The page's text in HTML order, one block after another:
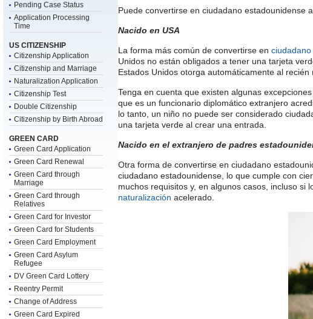
Pending Case Status
Application Processing
Time
US CITIZENSHIP
Citizenship Application
Citizenship and Marriage
Naturalization Application
Citizenship Test
Double Citizenship
Citizenship by Birth Abroad
GREEN CARD
Green Card Application
Green Card Renewal
Green Card through
Marriage
Green Card through
Relatives
Green Card for Investor
Green Card for Students
Green Card Employment
Green Card Asylum
Refugee
DV Green Card Lottery
Reentry Permit
Change of Address
Green Card Expired
Puede convertirse en ciudadano estadounidense
Nacido en USA
La forma más común de convertirse en
Unidos no están obligados a tener una tarjeta
Estados Unidos otorga automáticamente al
Tenga en cuenta que existen algunas
que es un funcionario diplomático extranjero
lo tanto, un niño no puede ser considerado
una tarjeta verde al crear una entrada.
Nacido en el extranjero de padres
Otra forma de convertirse en ciudadano
ciudadano estadounidense, lo que cumple con
muchos requisitos y, en algunos casos, incluso
naturalización acelerado.